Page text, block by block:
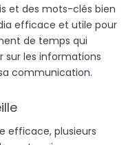
et des mots-clés bien
efficace et utile pour
de temps qui
les informations
communication.
efficace, plusieurs